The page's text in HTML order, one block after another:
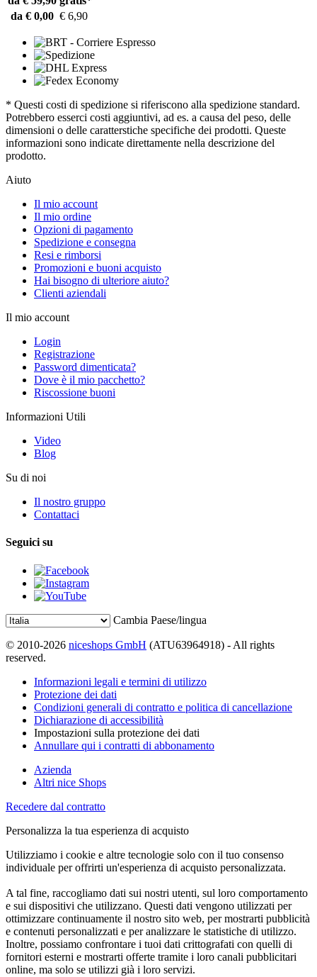
da € 0,00 € 6,90
* Questi costi di spedizione si riferiscono alla spedizione standard.
Potrebbero esserci costi aggiuntivi, ad es. a causa del peso, delle
dimensioni o delle caratterstiche specifiche dei prodotti. Queste
informazioni sono indicate direttamente nella descrizione del
prodotto.
Aiuto
Il mio account
Il mio ordine
Opzioni di pagamento
Spedizione e consegna
Resi e rimborsi
Promozioni e buoni acquisto
Hai bisogno di ulteriore aiuto?
Clienti aziendali
Il mio account
Login
Registrazione
Password dimenticata?
Dove è il mio pacchetto?
Riscossione buoni
Informazioni Utili
Video
Blog
Su di noi
Il nostro gruppo
Contattaci
Seguici su
Cambia Paese/lingua
© 2010-2026 niceshops GmbH (ATU63964918) - All rights
reserved.
Informazioni legali e termini di utilizzo
Protezione dei dati
Condizioni generali di contratto e politica di cancellazione
Dichiarazione di accessibilità
Impostazioni sulla protezione dei dati
Annullare qui i contratti di abbonamento
Azienda
Altri nice Shops
Recedere dal contratto
Personalizza la tua esperienza di acquisto
Utilizziamo i cookie e altre tecnologie solo con il tuo consenso
individuale per offrirti un'esperienza di acquisto personalizzata.
A tal fine, raccogliamo dati sui nostri utenti, sul loro comportamento
e sui dispositivi che utilizzano. Questi dati vengono utilizzati per
ottimizzare continuamente il nostro sito web, per mostrarti pubblicità
e contenuti personalizzati e per analizzare le statistiche di utilizzo.
Inoltre, possiamo confrontare i tuoi dati crittografati con quelli di
fornitori esterni e mostrarti offerte tramite i loro canali pubblicitari
online, ma solo se utilizzi già i loro servizi.